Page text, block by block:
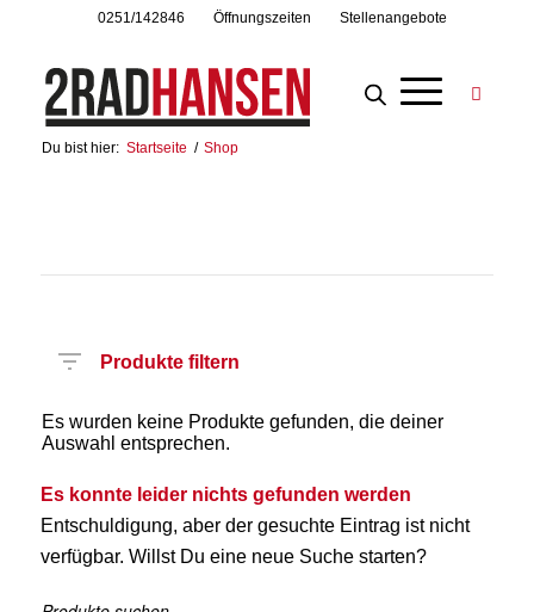
0251/142846 Öffnungszeiten Stellenangebote
Du bist hier: Startseite / Shop
Produkte filtern
Es wurden keine Produkte gefunden, die deiner
Auswahl entsprechen.
Es konnte leider nichts gefunden werden
Entschuldigung, aber der gesuchte Eintrag ist nicht
verfügbar. Willst Du eine neue Suche starten?